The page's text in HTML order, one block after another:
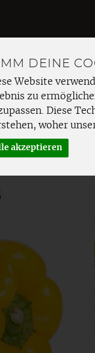
DEINE
Website
zu
Diese
woher
akzeptieren
OBST